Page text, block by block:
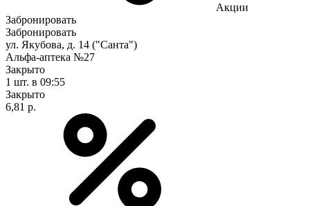
Акции
Забронировать
Забронировать
ул. Якубова, д. 14 ("Санта")
Альфа-аптека №27
Закрыто
1 шт. в 09:55
Закрыто
6,81 р.